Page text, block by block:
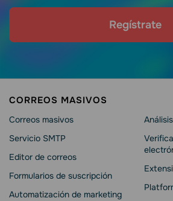
Regístrate
CORREOS MASIVOS
Correos masivos
Servicio SMTP
Editor de correos
Formularios de suscripción
Automatización de marketing